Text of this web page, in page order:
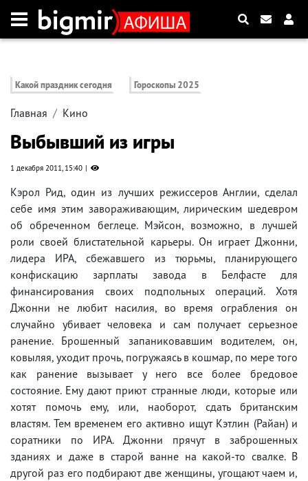
Какой праздник сегодня Гороскопы 2025
Главная Кино
Выбывший из игры
1 декабря 2011, 15:40
Кэрол Рид, один из лучших режиссеров Англии, сделал
себе имя этим завораживающим, лирическим шедевром
об обреченном беглеце. Мэйсон, возможно, в лучшей
роли своей блистательной карьеры. Он играет Джонни,
лидера ИРА, сбежавшего из тюрьмы, планирующего
конфискацию зарплаты завода в Белфасте для
финансирования своих подпольных операций. Хотя
Джонни не любит насилия, во время ограбления он
случайно убивает человека и сам получает серьезное
ранение. Брошенный запаниковавшим водителем, он,
ковыляя, уходит прочь, погружаясь в кошмар, по мере того
как ранение вызывает у него все более бредовое
состояние. Ему дают приют странные люди, которые или
хотят помочь ему, или, наоборот, сдать британским
властям. Тем временем его активно ищут Кэтлин (Райан) и
соратники по ИРА. Джонни прячут в заброшенных
зданиях и даже в старой ванне на какой-то свалке. В
другой раз его подбирают две женщины, угощают чаем и,